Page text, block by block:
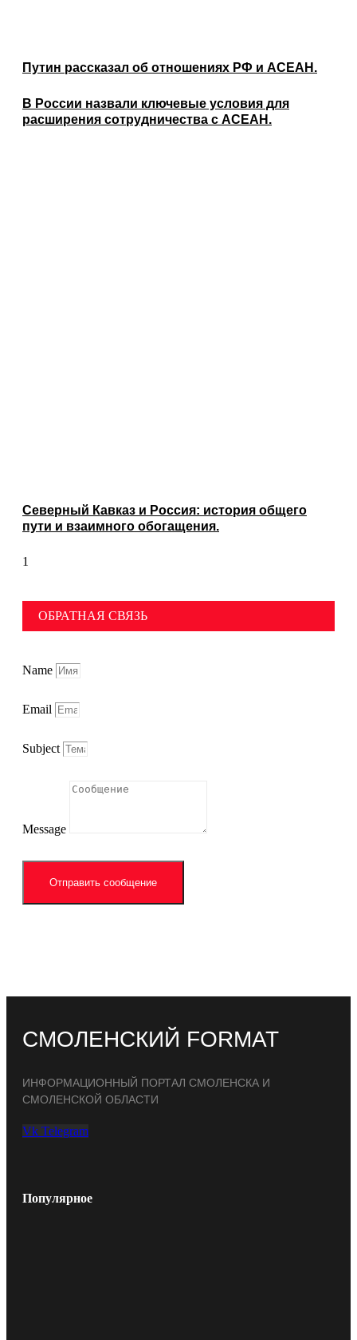
Путин рассказал об отношениях РФ и АСЕАН.
В России назвали ключевые условия для
расширения сотрудничества с АСЕАН.
Северный Кавказ и Россия: история общего
пути и взаимного обогащения.
ОБРАТНАЯ СВЯЗЬ
Name
Email
Subject
Message
Отправить сообщение
СМОЛЕНСКИЙ FORMAT
ИНФОРМАЦИОННЫЙ ПОРТАЛ СМОЛЕНСКА И
СМОЛЕНСКОЙ ОБЛАСТИ
Vk Telegram
Популярное